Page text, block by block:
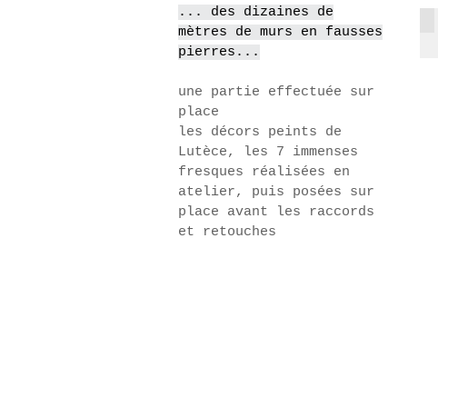
... des dizaines de
mètres de murs en fausses
pierres...
une partie effectuée sur
place
les décors peints de
Lutèce, les 7 immenses
fresques réalisées en
atelier, puis posées sur
place avant les raccords
et retouches